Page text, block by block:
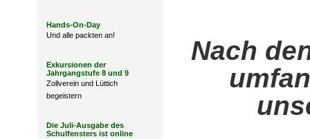
Hands-On-Day
Und alle packten an!
Exkursionen der
Jahrgangstufe 8 und 9
Zollverein und Lüttich
begeistern
Die Juli-Ausgabe des
Schulfensters ist online
Nach